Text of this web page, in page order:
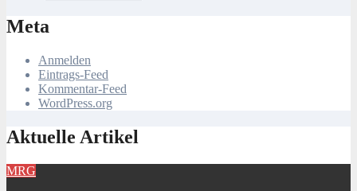
Meta
Anmelden
Eintrags-Feed
Kommentar-Feed
WordPress.org
Aktuelle Artikel
MRG